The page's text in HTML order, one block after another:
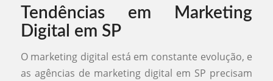
Tendências em Marketing
Digital em SP
O marketing digital está em constante evolução, e
as agências de marketing digital em SP precisam